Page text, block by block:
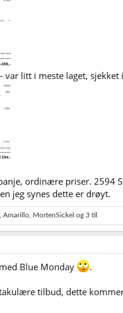
var litt i meste laget, sjekket
ordinære priser. 2594
jeg synes dette er drøyt.
Amarillo MortenSickel og 3 til
Blue Monday .
tilbud, dette